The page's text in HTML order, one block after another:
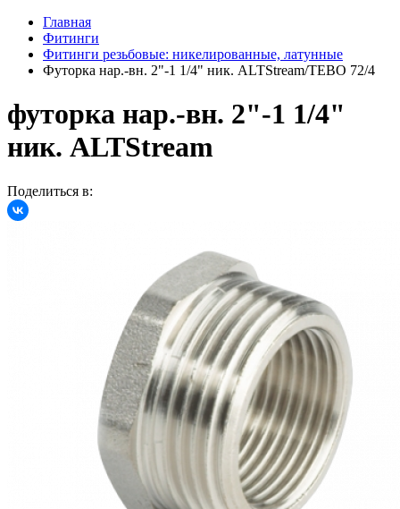
Главная
Фитинги
Фитинги резьбовые: никелированные, латунные
Футорка нар.-вн. 2"-1 1/4" ник. ALTStream/TEBO 72/4
футорка нар.-вн. 2"-1 1/4"
ник. ALTStream
Поделиться в: